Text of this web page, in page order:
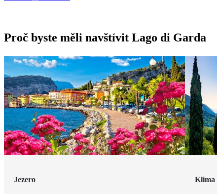
Proč byste měli navštívit Lago di Garda
Jezero Klima